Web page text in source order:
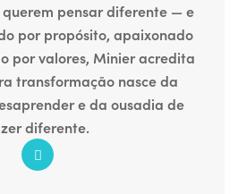
pensar diferente — e
por propósito, apaixonado
por valores, Minier acredita
transformação nasce da
e da ousadia de
diferente.